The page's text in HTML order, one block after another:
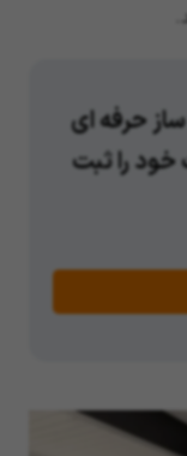
حرفه ای
را ثبت